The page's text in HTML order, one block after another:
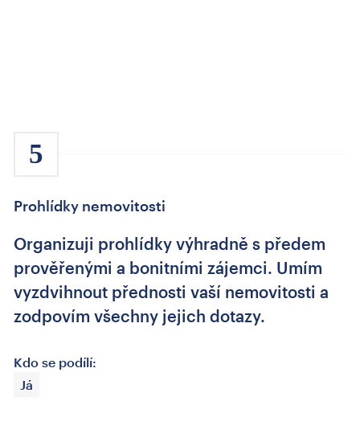
5
Prohlídky nemovitosti
Organizuji prohlídky výhradně s předem
prověřenými a bonitními zájemci. Umím
vyzdvihnout přednosti vaší nemovitosti a
zodpovím všechny jejich dotazy.
Kdo se podílí:
Já